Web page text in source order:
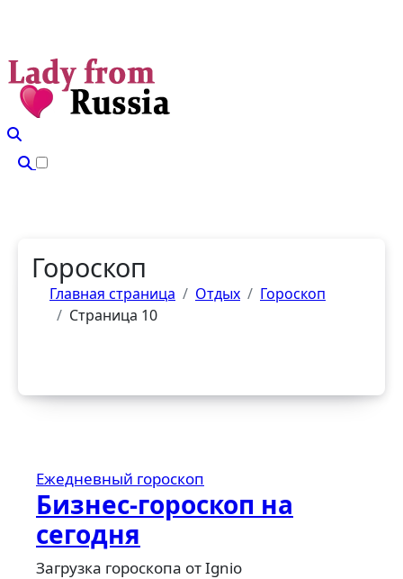
Гороскоп
Главная страница Отдых
Гороскоп
Страница 10
Ежедневный гороскоп
Бизнес-гороскоп на
сегодня
Загрузка гороскопа от Ignio